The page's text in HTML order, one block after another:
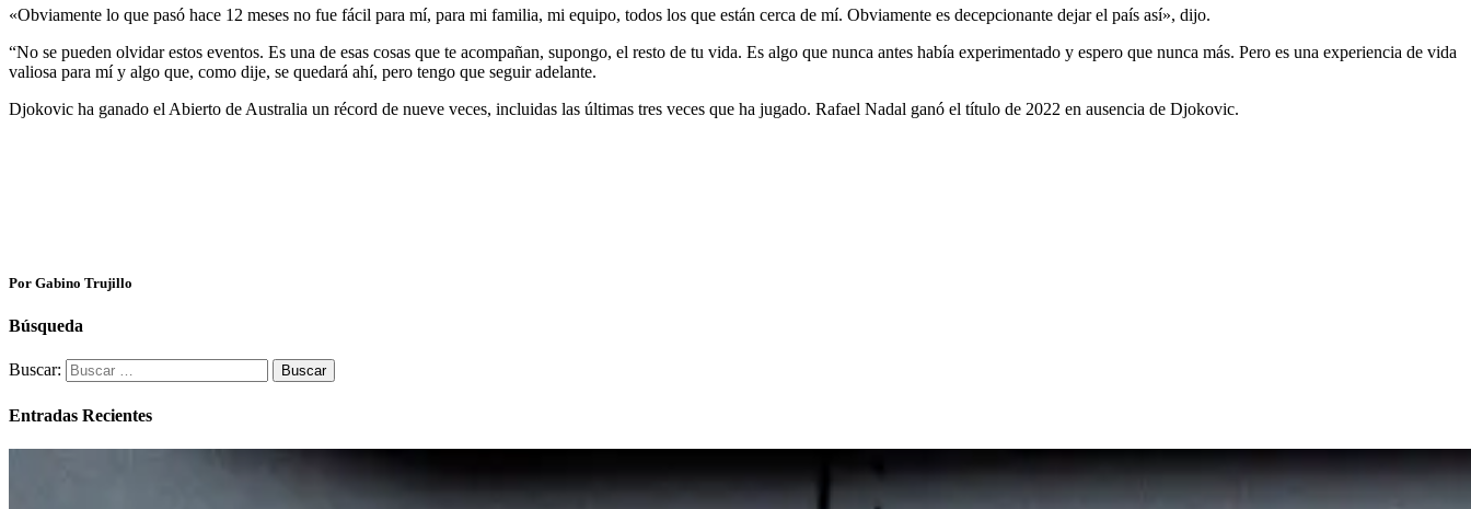
«Obviamente lo que pasó hace 12 meses no fue fácil para mí, para mi familia, mi equipo, todos los que están cerca de mí. Obviamente es decepcionante dejar el país así», dijo.
“No se pueden olvidar estos eventos. Es una de esas cosas que te acompañan, supongo, el resto de tu vida. Es algo que nunca antes había experimentado y espero que nunca más. Pero es una experiencia de vida
valiosa para mí y algo que, como dije, se quedará ahí, pero tengo que seguir adelante.
Djokovic ha ganado el Abierto de Australia un récord de nueve veces, incluidas las últimas tres veces que ha jugado. Rafael Nadal ganó el título de 2022 en ausencia de Djokovic.
Por Gabino Trujillo
Búsqueda
Buscar:
Entradas Recientes